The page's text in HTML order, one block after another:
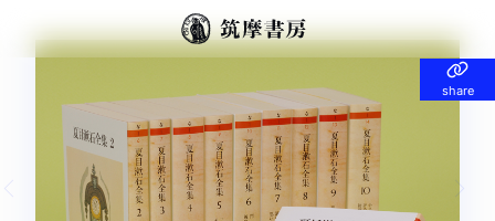
share
share
Previous slide